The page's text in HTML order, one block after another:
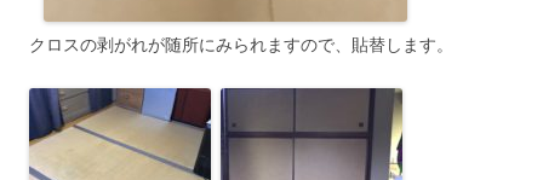
クロスの剥がれが随所にみられますので、貼替します。